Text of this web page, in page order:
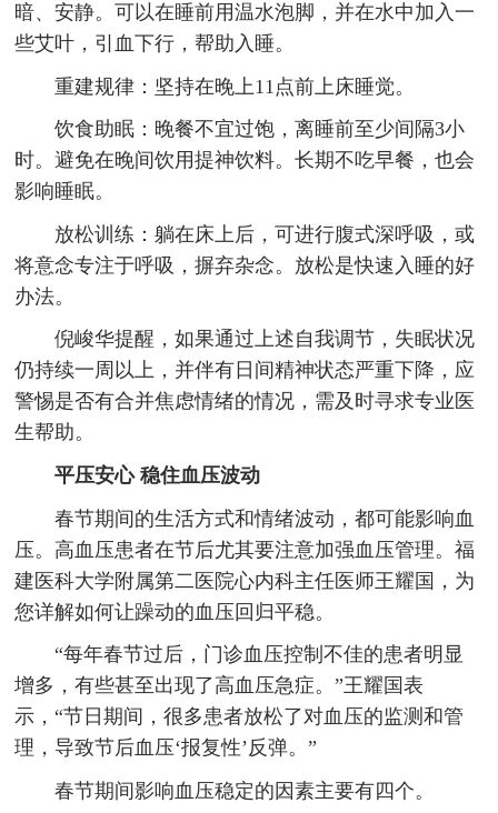
暗、安静。可以在睡前用温水泡脚，并在水中加入一
些艾叶，引血下行，帮助入睡。
重建规律：坚持在晚上11点前上床睡觉。
饮食助眠：晚餐不宜过饱，离睡前至少间隔3小
时。避免在晚间饮用提神饮料。长期不吃早餐，也会
影响睡眠。
放松训练：躺在床上后，可进行腹式深呼吸，或
将意念专注于呼吸，摒弃杂念。放松是快速入睡的好
办法。
倪峻华提醒，如果通过上述自我调节，失眠状况
仍持续一周以上，并伴有日间精神状态严重下降，应
警惕是否有合并焦虑情绪的情况，需及时寻求专业医
生帮助。
平压安心 稳住血压波动
春节期间的生活方式和情绪波动，都可能影响血
压。高血压患者在节后尤其要注意加强血压管理。福
建医科大学附属第二医院心内科主任医师王耀国，为
您详解如何让躁动的血压回归平稳。
“每年春节过后，门诊血压控制不佳的患者明显
增多，有些甚至出现了高血压急症。”王耀国表
示，“节日期间，很多患者放松了对血压的监测和管
理，导致节后血压‘报复性’反弹。”
春节期间影响血压稳定的因素主要有四个。